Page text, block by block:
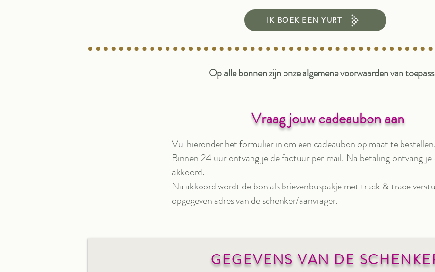
IK BOEK EEN YURT
Op alle bonnen zijn onze algemene voorwaarden van
Vraag jouw cadeaubon aan
Vul hieronder het formulier in om een cadeaubon op maat te bestellen.
Binnen 24 uur ontvang je de factuur per mail. Na betaling ontvang je
akkoord.
Na akkoord wordt de bon als brievenbuspakje met track & trace
opgegeven adres van de schenker/aanvrager.
GEGEVENS VAN DE